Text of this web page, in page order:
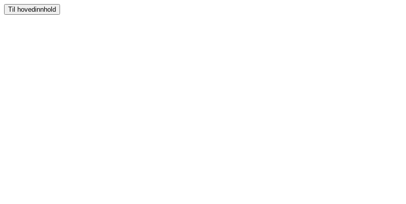
Til hovedinnhold